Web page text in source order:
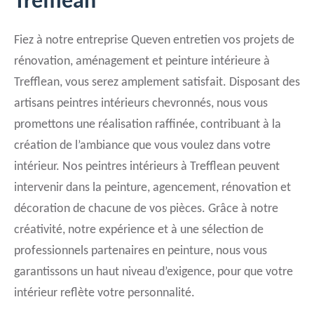
Fiez à notre entreprise Queven entretien vos projets de
rénovation, aménagement et peinture intérieure à
Trefflean, vous serez amplement satisfait. Disposant des
artisans peintres intérieurs chevronnés, nous vous
promettons une réalisation raffinée, contribuant à la
création de l’ambiance que vous voulez dans votre
intérieur. Nos peintres intérieurs à Trefflean peuvent
intervenir dans la peinture, agencement, rénovation et
décoration de chacune de vos pièces. Grâce à notre
créativité, notre expérience et à une sélection de
professionnels partenaires en peinture, nous vous
garantissons un haut niveau d’exigence, pour que votre
intérieur reflète votre personnalité.